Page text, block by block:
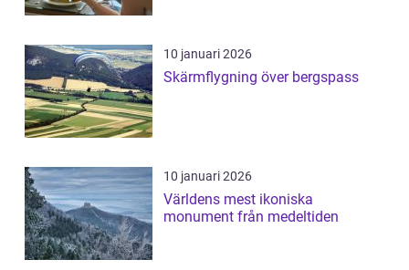
10 januari 2026
Skärmflygning över bergspass
10 januari 2026
Världens mest ikoniska
monument från medeltiden